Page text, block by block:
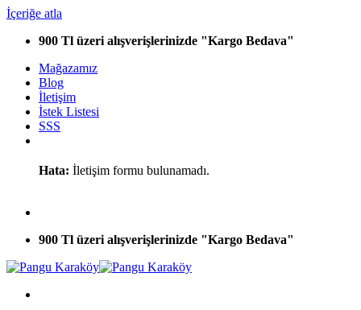
İçeriğe atla
900 Tl üzeri alışverişlerinizde "Kargo Bedava"
Mağazamız
Blog
İletişim
İstek Listesi
SSS
Hata: İletişim formu bulunamadı.
900 Tl üzeri alışverişlerinizde "Kargo Bedava"